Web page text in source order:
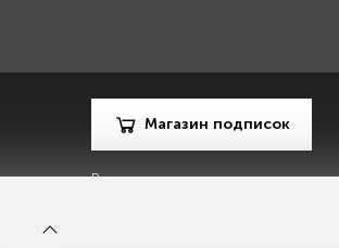
Магазин подписок
Рекламодателям